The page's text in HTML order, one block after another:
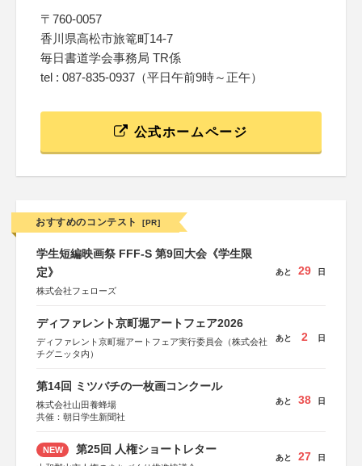
〒760-0057
香川県高松市旅篭町14-7
毎日書道学会事務局 TR係
tel : 087-835-0937（平日午前9時～正午）
公式ホームページ
おすすめのコンテスト [PR]
学生短編映画祭 FFF-S 第9回大会《学生限
定》
株式会社フェローズ
あと 29 日
ディファレント京町堀アートフェア2026
ディファレント京町堀アートフェア実行委員会（株式会社
チグニッタ内）
あと 2 日
第14回 ミツバチの一枚画コンクール
株式会社山田養蜂場
共催：朝日学生新聞社
あと 38 日
NEW 第25回 人権ショートレター
あと 27 日